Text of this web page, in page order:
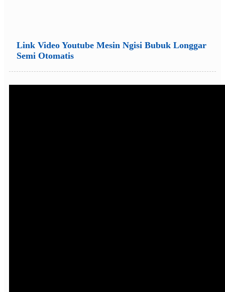
Link Video Youtube Mesin Ngisi Bubuk Longgar
Semi Otomatis